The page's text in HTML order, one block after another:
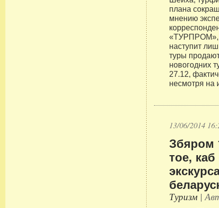
плана
мнению
«ТУРПРОМ»,
наступит
туры
новогодних
27.12,
несмотря на
13/06/2014
Збяром
тое,
Туризм |